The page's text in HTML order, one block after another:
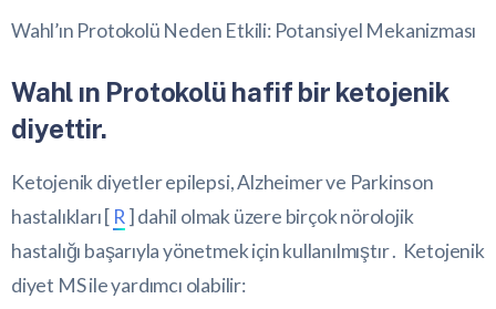
Wahl’ın Protokolü Neden Etkili: Potansiyel Mekanizması
Wahl ın Protokolü hafif bir ketojenik
diyettir.
Ketojenik diyetler epilepsi, Alzheimer ve Parkinson
hastalıkları [ R ] dahil olmak üzere birçok nörolojik
hastalığı başarıyla yönetmek için kullanılmıştır . Ketojenik
diyet MS ile yardımcı olabilir: